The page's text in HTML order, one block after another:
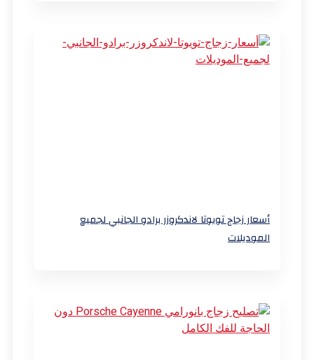
أسعار زجاج تويوتا لاندكروزر برادو الجانبي لجميع
الموديلات